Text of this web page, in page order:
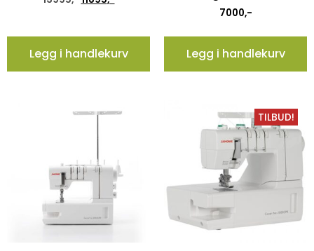
Legg i handlekurv
7000,-
Legg i handlekurv
TILBUD!